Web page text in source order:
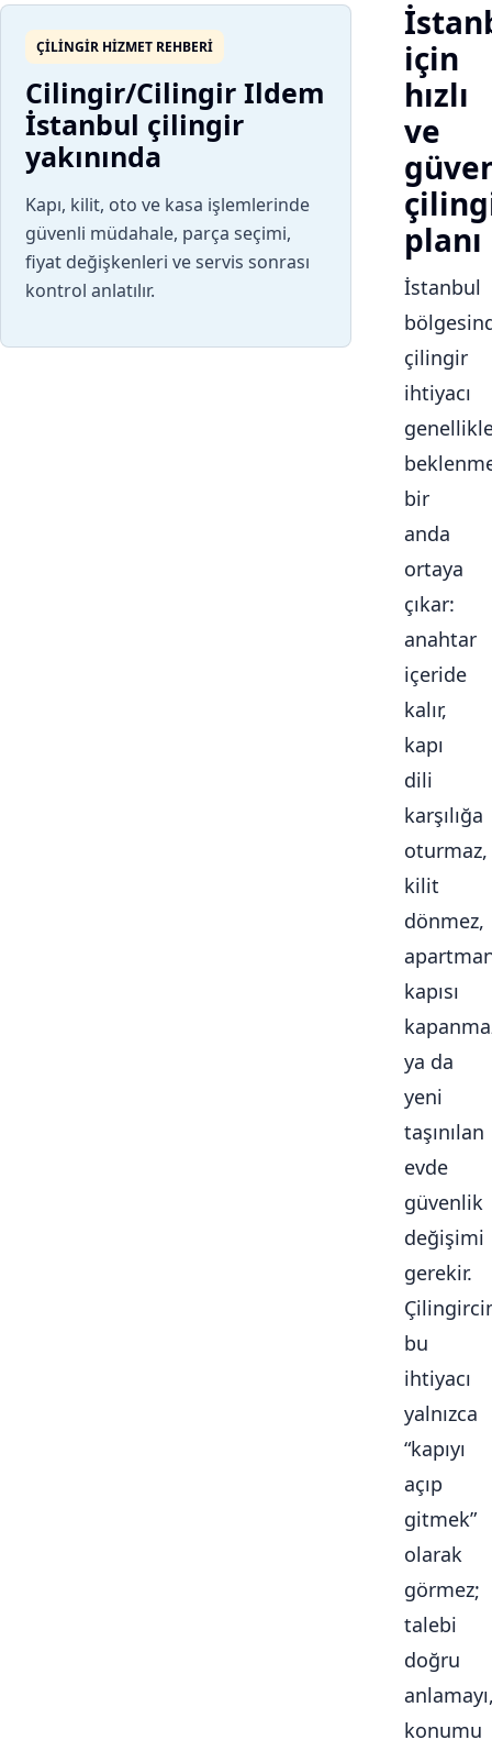
ÇILINGIR HIZMET REHBERI
Cilingir/Cilingir Ildem
İstanbul çilingir
yakınında
Kapı, kilit, oto ve kasa işlemlerinde
güvenli müdahale, parça seçimi,
fiyat değişkenleri ve servis sonrası
kontrol anlatılır.
için
hızlı
ve
planı
İstanbul
çilingir
ihtiyacı
bir
anda
ortaya
çıkar:
anahtar
içeride
kalır,
kapı
dili
karşılığa
oturmaz,
kilit
dönmez,
kapısı
ya da
yeni
taşınılan
evde
güvenlik
değişimi
gerekir.
bu
ihtiyacı
yalnızca
“kapıyı
açıp
gitmek”
olarak
görmez;
talebi
doğru
konumu